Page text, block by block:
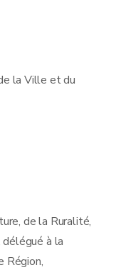
la Ville et du
de la Ruralité,
à la
Région,